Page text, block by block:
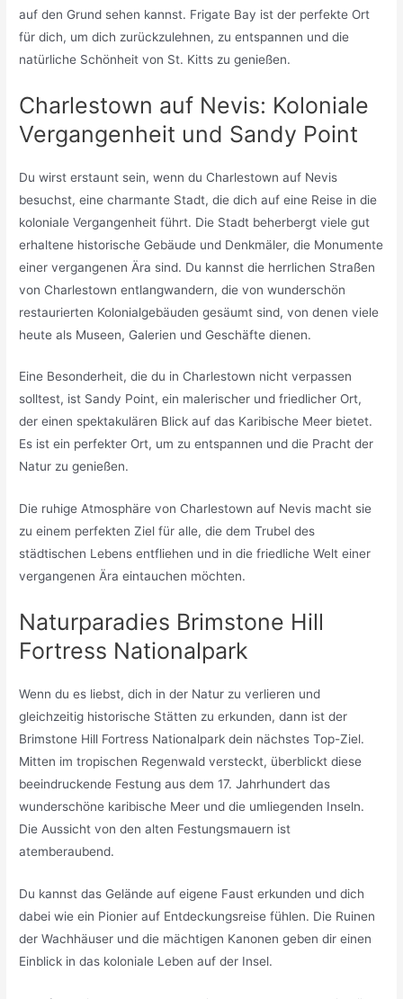
auf den Grund sehen kannst. Frigate Bay ist der perfekte Ort
für dich, um dich zurückzulehnen, zu entspannen und die
natürliche Schönheit von St. Kitts zu genießen.
Charlestown auf Nevis: Koloniale
Vergangenheit und Sandy Point
Du wirst erstaunt sein, wenn du Charlestown auf Nevis
besuchst, eine charmante Stadt, die dich auf eine Reise in die
koloniale Vergangenheit führt. Die Stadt beherbergt viele gut
erhaltene historische Gebäude und Denkmäler, die Monumente
einer vergangenen Ära sind. Du kannst die herrlichen Straßen
von Charlestown entlangwandern, die von wunderschön
restaurierten Kolonialgebäuden gesäumt sind, von denen viele
heute als Museen, Galerien und Geschäfte dienen.
Eine Besonderheit, die du in Charlestown nicht verpassen
solltest, ist Sandy Point, ein malerischer und friedlicher Ort,
der einen spektakulären Blick auf das Karibische Meer bietet.
Es ist ein perfekter Ort, um zu entspannen und die Pracht der
Natur zu genießen.
Die ruhige Atmosphäre von Charlestown auf Nevis macht sie
zu einem perfekten Ziel für alle, die dem Trubel des
städtischen Lebens entfliehen und in die friedliche Welt einer
vergangenen Ära eintauchen möchten.
Naturparadies Brimstone Hill
Fortress Nationalpark
Wenn du es liebst, dich in der Natur zu verlieren und
gleichzeitig historische Stätten zu erkunden, dann ist der
Brimstone Hill Fortress Nationalpark dein nächstes Top-Ziel.
Mitten im tropischen Regenwald versteckt, überblickt diese
beeindruckende Festung aus dem 17. Jahrhundert das
wunderschöne karibische Meer und die umliegenden Inseln.
Die Aussicht von den alten Festungsmauern ist
atemberaubend.
Du kannst das Gelände auf eigene Faust erkunden und dich
dabei wie ein Pionier auf Entdeckungsreise fühlen. Die Ruinen
der Wachhäuser und die mächtigen Kanonen geben dir einen
Einblick in das koloniale Leben auf der Insel.